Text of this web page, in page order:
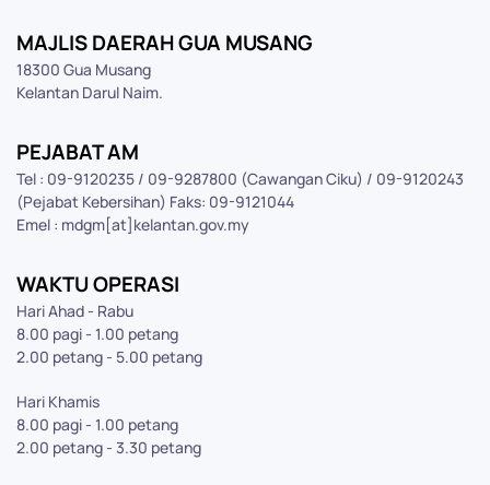
MAJLIS DAERAH GUA MUSANG
18300 Gua Musang
Kelantan Darul Naim.
PEJABAT AM
Tel : 09-9120235 / 09-9287800 (Cawangan Ciku) / 09-9120243
(Pejabat Kebersihan) Faks: 09-9121044
Emel : mdgm[at]kelantan.gov.my
WAKTU OPERASI
Hari Ahad - Rabu
8.00 pagi - 1.00 petang
2.00 petang - 5.00 petang
Hari Khamis
8.00 pagi - 1.00 petang
2.00 petang - 3.30 petang